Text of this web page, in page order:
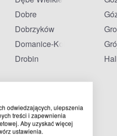
odwiedzających, ulepszenia
treści i zapewnienia
Aby uzyskać więcej
ustawienia.
Dobre
Dobrzyków
Domanice-Kolonia
Drobin